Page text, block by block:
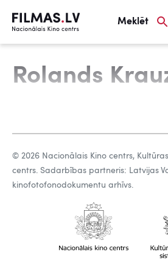
Meklēt
Rolands
© 2026 Nacionālais Kino centrs,
centrs. Sadarbības partneris: Latvijas
kinofotofonodokumentu arhīvs.